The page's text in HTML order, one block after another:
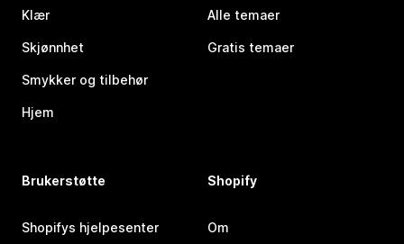
Klær
Skjønnhet
Smykker og tilbehør
Hjem
Alle temaer
Gratis temaer
Brukerstøtte
Shopifys hjelpesenter
Shopify
Om